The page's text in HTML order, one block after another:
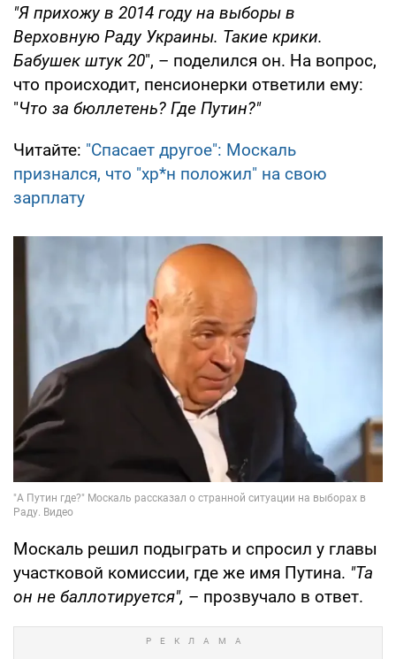
"Я прихожу в 2014 году на выборы в
Верховную Раду Украины. Такие крики.
Бабушек штук 20", – поделился он. На вопрос,
что происходит, пенсионерки ответили ему:
"Что за бюллетень? Где Путин?"
Читайте: "Спасает другое": Москаль
признался, что "хр*н положил" на свою
зарплату
Москаль решил подыграть и спросил у главы
участковой комиссии, где же имя Путина. "Та
он не баллотируется", – прозвучало в ответ.